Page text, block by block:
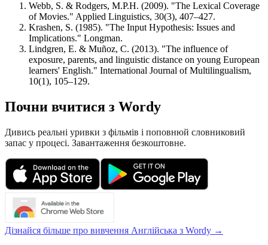
Webb, S. & Rodgers, M.P.H. (2009). "The Lexical Coverage
of Movies." Applied Linguistics, 30(3), 407–427.
Krashen, S. (1985). "The Input Hypothesis: Issues and
Implications." Longman.
Lindgren, E. & Muñoz, C. (2013). "The influence of
exposure, parents, and linguistic distance on young European
learners' English." International Journal of Multilingualism,
10(1), 105–129.
Почни вчитися з Wordy
Дивись реальні уривки з фільмів і поповнюй словниковий
запас у процесі. Завантаження безкоштовне.
Дізнайся більше про вивчення Англійська з Wordy →